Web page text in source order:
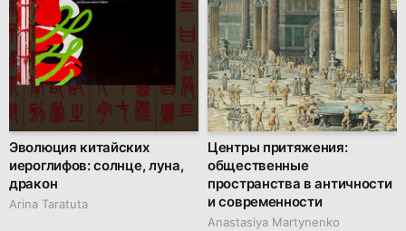
Эволюция китайских
иероглифов: солнце, луна,
дракон
Arina Taratuta
Центры притяжения:
общественные
пространства в античности
и современности
Anastasiya Martynenko